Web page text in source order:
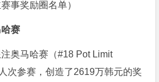
事奖励圈名单）
赛
奥马哈赛（#18 Pot Limit
次参赛，创造了2619万韩元的奖